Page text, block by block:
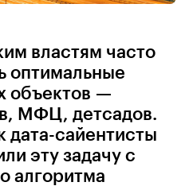
властям часто
оптимальные
объектов —
МФЦ, детсадов.
дата-сайентисты
эту задачу с
алгоритма